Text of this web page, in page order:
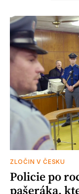
ZLOČIN V ČESKU
Policie po
pašeráka,